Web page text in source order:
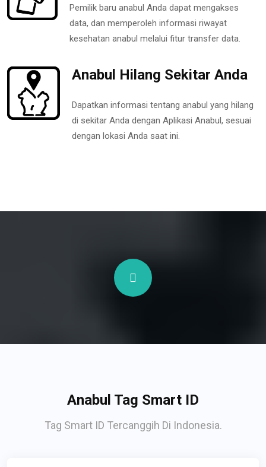
Pemilik baru anabul Anda dapat mengakses
data, dan memperoleh informasi riwayat
kesehatan anabul melalui fitur transfer data.
Anabul Hilang Sekitar Anda
Dapatkan informasi tentang anabul yang hilang
di sekitar Anda dengan Aplikasi Anabul, sesuai
dengan lokasi Anda saat ini.
Anabul Tag Smart ID
Tag Smart ID Tercanggih Di Indonesia.